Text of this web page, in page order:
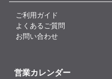
ご利用ガイド
よくあるご質問
お問い合わせ
営業カレンダー